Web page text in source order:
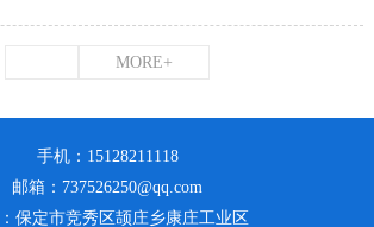
MORE+
手机：15128211118
邮箱：737526250@qq.com
保定市竞秀区颉庄乡康庄工业区